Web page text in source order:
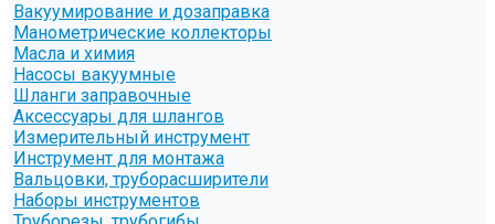
Вакуумирование и дозаправка
Манометрические коллекторы
Масла и химия
Насосы вакуумные
Шланги заправочные
Аксессуары для шлангов
Измерительный инструмент
Инструмент для монтажа
Вальцовки, труборасширители
Наборы инструментов